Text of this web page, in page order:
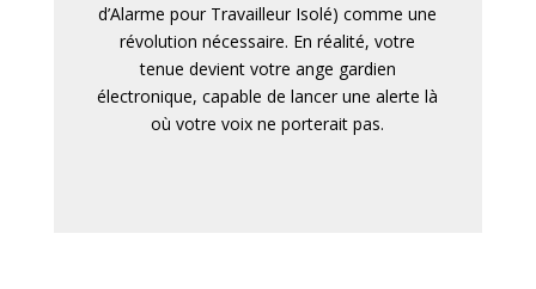
d’Alarme pour Travailleur Isolé) comme une
révolution nécessaire. En réalité, votre
tenue devient votre ange gardien
électronique, capable de lancer une alerte là
où votre voix ne porterait pas.